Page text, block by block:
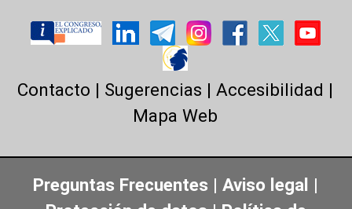
Contacto | Sugerencias |Accesibilidad |
Mapa Web
Preguntas Frecuentes | Aviso legal |